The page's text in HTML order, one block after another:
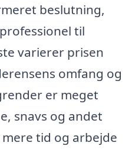
beslutning,
til
varierer prisen
omfang og
er meget
snavs og andet
tid og arbejde